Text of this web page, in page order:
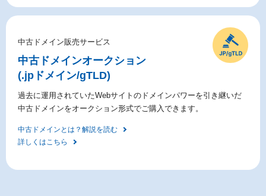
中古ドメイン販売サービス
中古ドメインオークション
(.jpドメイン/gTLD)
過去に運用されていたWebサイトのドメインパワーを引き継いだ
中古ドメインをオークション形式でご購入できます。
中古ドメインとは？解説を読む
詳しくはこちら